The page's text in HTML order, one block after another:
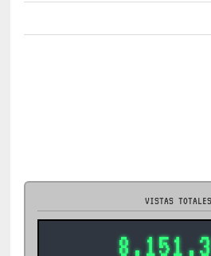
VISTAS TOTALES